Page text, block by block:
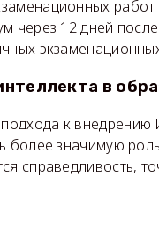
работ
через 12 дней
в
к
более значимую
справедливость,